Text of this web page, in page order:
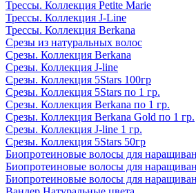
Трессы. Коллекция Petite Marie
Трессы. Коллекция J-Line
Трессы. Коллекция Berkana
Срезы из натуральных волос
Срезы. Коллекция Berkana
Срезы. Коллекция J-line
Срезы. Коллекция 5Stars 100гр
Срезы. Коллекция 5Stars по 1 гр.
Срезы. Коллекция Berkana по 1 гр.
Срезы. Коллекция Berkana Gold по 1 гр.
Срезы. Коллекция J-line 1 гр.
Срезы. Коллекция 5Stars 50гр
Биопротеиновые волосы для
Биопротеиновые волосы для
Биопротеиновые волосы для